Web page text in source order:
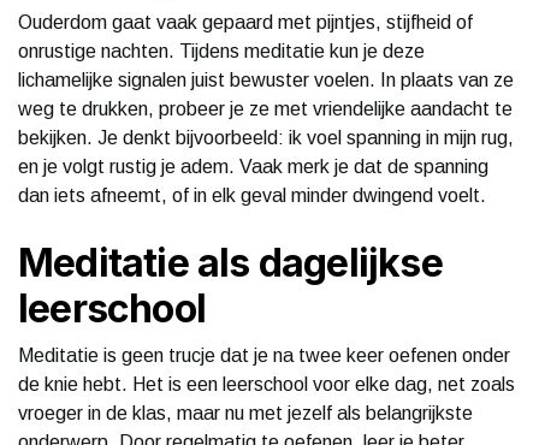
Ouderdom gaat vaak gepaard met pijntjes, stijfheid of
onrustige nachten. Tijdens meditatie kun je deze
lichamelijke signalen juist bewuster voelen. In plaats van ze
weg te drukken, probeer je ze met vriendelijke aandacht te
bekijken. Je denkt bijvoorbeeld: ik voel spanning in mijn rug,
en je volgt rustig je adem. Vaak merk je dat de spanning
dan iets afneemt, of in elk geval minder dwingend voelt.
Meditatie als dagelijkse
leerschool
Meditatie is geen trucje dat je na twee keer oefenen onder
de knie hebt. Het is een leerschool voor elke dag, net zoals
vroeger in de klas, maar nu met jezelf als belangrijkste